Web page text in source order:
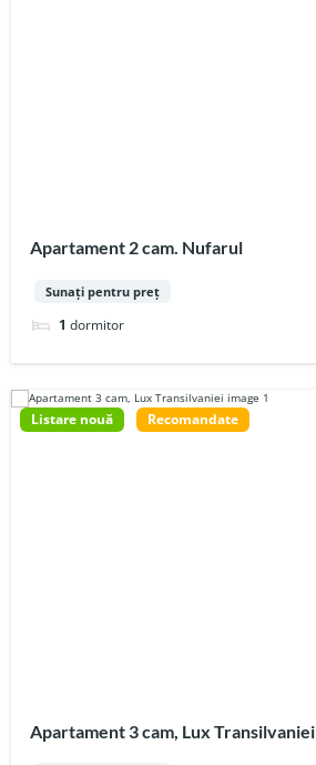
Apartament 2 cam. Nufarul
Sunați pentru preț
1 dormitor
Listare nouă Recomandate
Apartament 3 cam, Lux Transilvaniei